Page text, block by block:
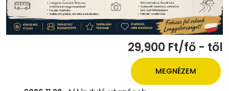
29,900 Ft/fő - től
MEGNÉZEM